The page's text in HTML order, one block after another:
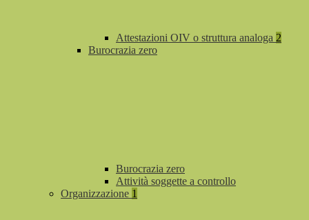
Attestazioni OIV o struttura analoga 2
Burocrazia zero
Burocrazia zero
Attività soggette a controllo
Organizzazione 1